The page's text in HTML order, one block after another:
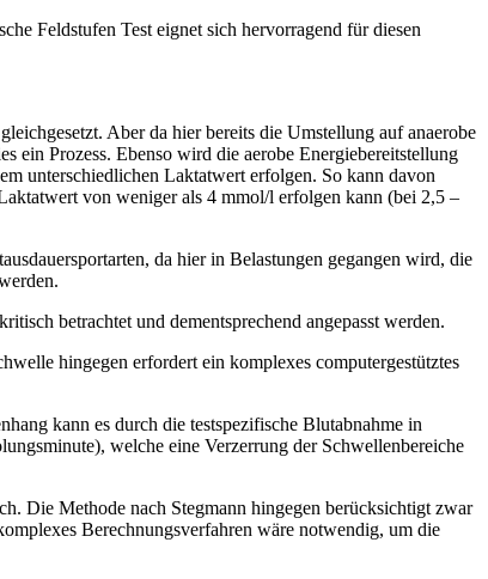
Feldstufen Test eignet sich hervorragend für diesen
Aber da hier bereits die Umstellung auf anaerobe
ein Prozess. Ebenso wird die aerobe Energiebereitstellung
unterschiedlichen Laktatwert erfolgen. So kann davon
von weniger als 4 mmol/l erfolgen kann (bei 2,5 –
da hier in Belastungen gegangen wird, die
betrachtet und dementsprechend angepasst werden.
hingegen erfordert ein komplexes computergestütztes
kann es durch die testspezifische Blutabnahme in
welche eine Verzerrung der Schwellenbereiche
Die Methode nach Stegmann hingegen berücksichtigt zwar
Berechnungsverfahren wäre notwendig, um die